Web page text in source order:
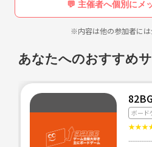
※一度も行ったことのない人も全然OKで
※基本的にSCRAP主催の脱出ゲームに
💬 主催者へ個別にメ
※内容は他の参加者に
あなたへのおすすめ
ボード
★★★